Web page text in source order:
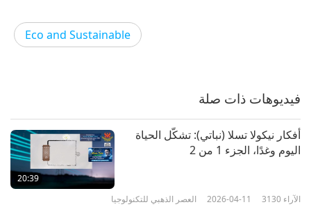
Eco and Sustainable
فيديوهات ذات صلة
20:39
أفكار نيكولا تسلا (نباتي): تشكّل الحياة
اليوم وغدًا، الجزء 1 من 2
العصر الذهبي للتكنولوجيا 2026-04-11 3130 الآراء